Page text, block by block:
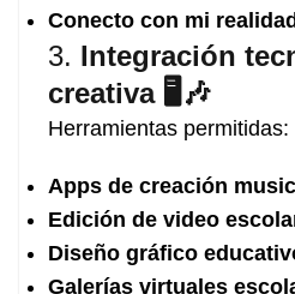
Conecto con mi realidad
3. Integración
creativa 🖥️🎶
Herramientas permitidas:
Apps de creación
Edición de video
Diseño gráfico
Galerías virtuales